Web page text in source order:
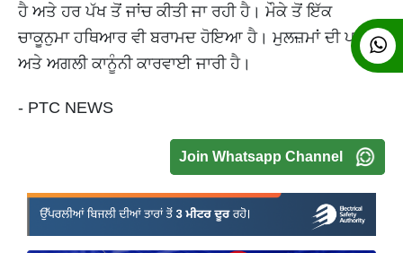
ਹੈ ਅਤੇ ਹਰ ਪੱਖ ਤੋਂ ਜਾਂਚ ਕੀਤੀ ਜਾ ਰਹੀ ਹੈ। ਮੌਕੇ ਤੋਂ ਇੱਕ
ਚਾਕੂਨੁਮਾ ਹਥਿਆਰ ਵੀ ਬਰਾਮਦ ਹੋਇਆ ਹੈ। ਮੁਲਜ਼ਮਾਂ ਦੀ ਪਛਾਣ
ਅਤੇ ਅਗਲੀ ਕਾਨੂੰਨੀ ਕਾਰਵਾਈ ਜਾਰੀ ਹੈ।
- PTC NEWS
Join Whatsapp Channel